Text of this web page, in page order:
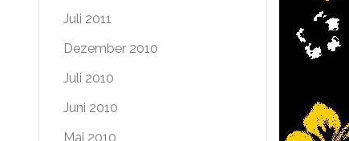
Juli 2011
Dezember 2010
Juli 2010
Juni 2010
Mai 2010